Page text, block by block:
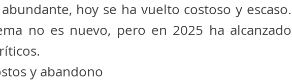
hoy se ha vuelto costoso y escaso.
no es nuevo, pero en 2025 ha alcanzado
y abandono